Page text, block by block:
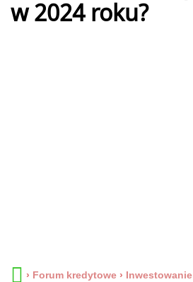
w 2024 roku?
› Forum kredytowe › Inwestowanie